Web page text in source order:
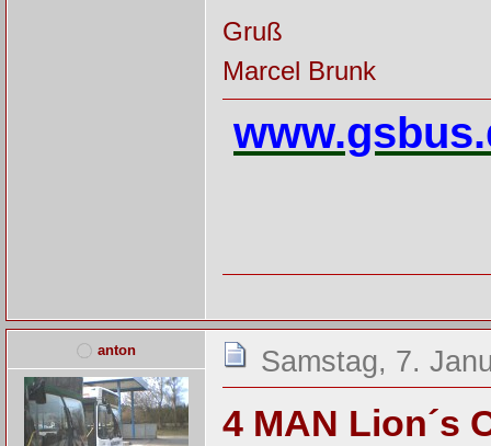
Gruß
Marcel Brunk
anton Samstag, 7.
4 MAN Lion´s